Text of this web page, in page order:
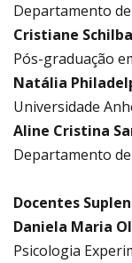
Departamento
Cristiane
Pós-graduação
Natália
Universidade
Aline Cristina
Departamento de
Docentes
Daniela Maria
Psicologia